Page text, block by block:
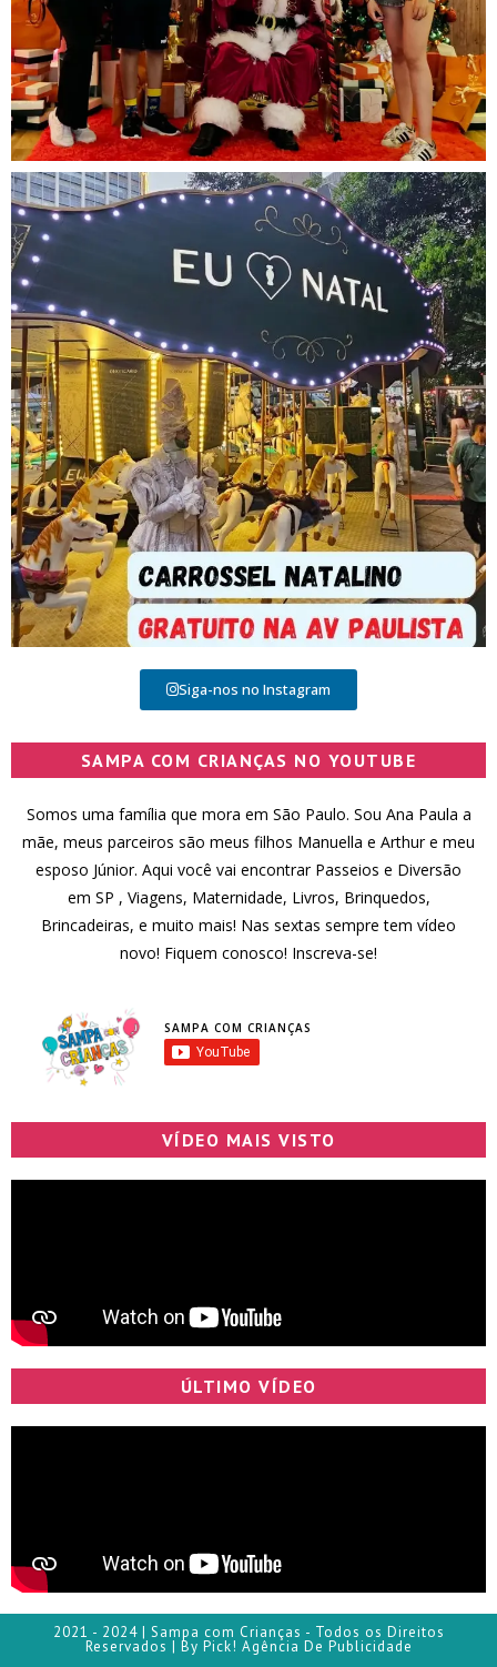
Siga-nos no Instagram
SAMPA COM CRIANÇAS NO YOUTUBE
Somos uma família que mora em São Paulo. Sou Ana Paula a
mãe, meus parceiros são meus filhos Manuella e Arthur e meu
esposo Júnior. Aqui você vai encontrar Passeios e Diversão
em SP , Viagens, Maternidade, Livros, Brinquedos,
Brincadeiras, e muito mais! Nas sextas sempre tem vídeo
novo! Fiquem conosco! Inscreva-se!
SAMPA COM CRIANÇAS
VÍDEO MAIS VISTO
ÚLTIMO VÍDEO
2021 - 2024 | Sampa com Crianças - Todos os Direitos
Reservados | By Pick! Agência De Publicidade